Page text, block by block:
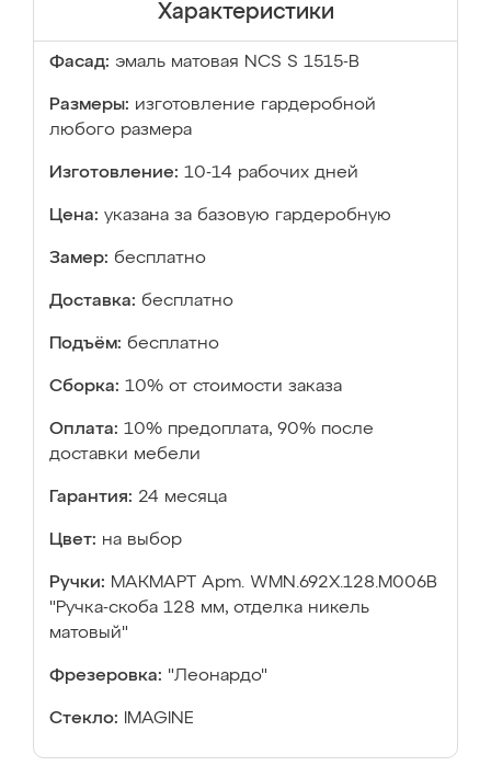
Характеристики
Фасад: эмаль матовая NCS S 1515-В
Размеры: изготовление гардеробной
любого размера
Изготовление: 10-14 рабочих дней
Цена: указана за базовую гардеробную
Замер: бесплатно
Доставка: бесплатно
Подъём: бесплатно
Сборка: 10% от стоимости заказа
Оплата: 10% предоплата, 90% после
доставки мебели
Гарантия: 24 месяца
Цвет: на выбор
Ручки: МАКМАРТ Apm. WMN.692X.128.М006В
"Ручка-скоба 128 мм, отделка никель
матовый"
Фрезеровка: "Леонардо"
Стекло: IMAGINE